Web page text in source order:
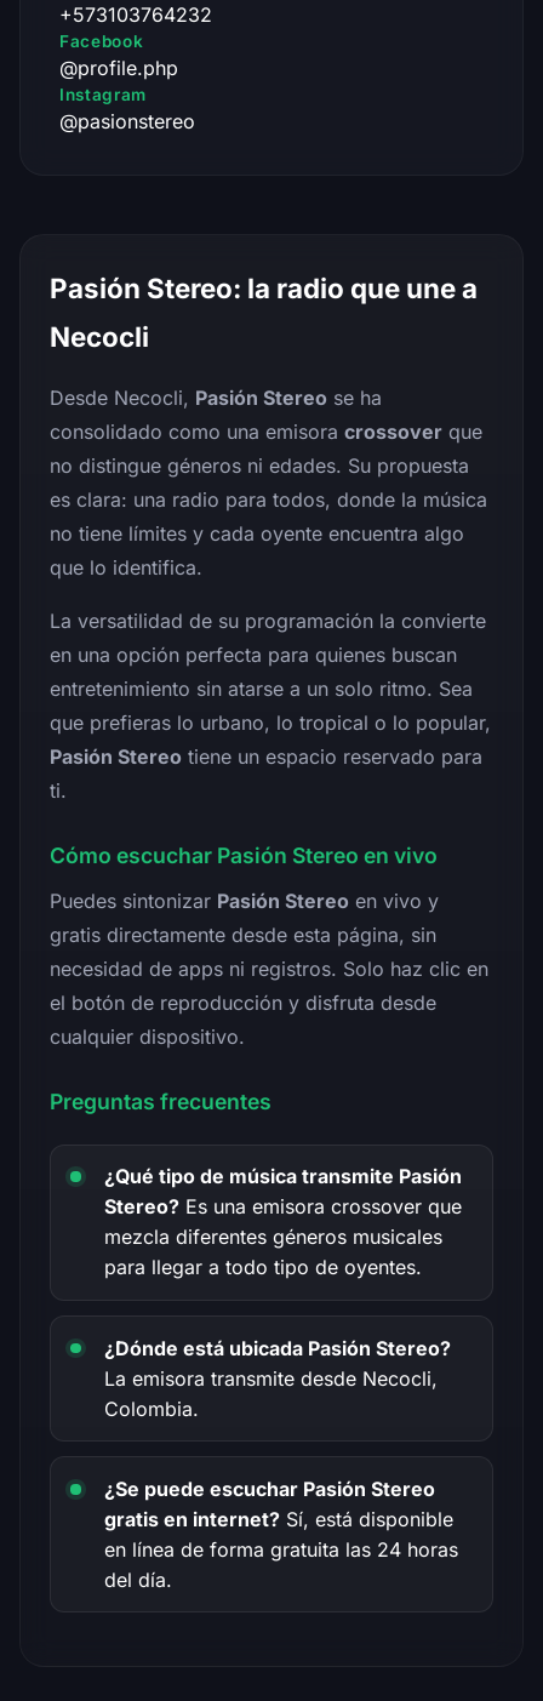
+573103764232
Facebook
@profile.php
Instagram
@pasionstereo
Pasión Stereo: la radio que une a
Necocli
Desde Necocli, Pasión Stereo se ha
consolidado como una emisora crossover que
no distingue géneros ni edades. Su propuesta
es clara: una radio para todos, donde la música
no tiene límites y cada oyente encuentra algo
que lo identifica.
La versatilidad de su programación la convierte
en una opción perfecta para quienes buscan
entretenimiento sin atarse a un solo ritmo. Sea
que prefieras lo urbano, lo tropical o lo popular,
Pasión Stereo tiene un espacio reservado para
ti.
Cómo escuchar Pasión Stereo en vivo
Puedes sintonizar Pasión Stereo en vivo y
gratis directamente desde esta página, sin
necesidad de apps ni registros. Solo haz clic en
el botón de reproducción y disfruta desde
cualquier dispositivo.
Preguntas frecuentes
¿Qué tipo de música transmite Pasión
Stereo? Es una emisora crossover que
mezcla diferentes géneros musicales
para llegar a todo tipo de oyentes.
¿Dónde está ubicada Pasión Stereo?
La emisora transmite desde Necocli,
Colombia.
¿Se puede escuchar Pasión Stereo
gratis en internet? Sí, está disponible
en línea de forma gratuita las 24 horas
del día.